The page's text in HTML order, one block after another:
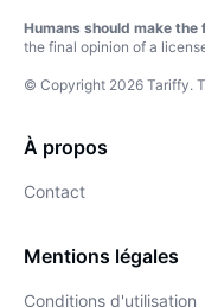
Humans should make the
the final opinion of a
© Copyright 2026 Tariffy.
À propos
Contact
Mentions légales
Conditions d'utilisation